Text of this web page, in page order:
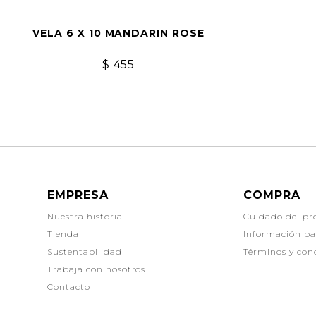
VELA 6 X 10 MANDARIN ROSE
$ 455
EMPRESA
Nuestra historia
Tienda
Sustentabilidad
Trabaja con nosotros
Contacto
COMPRA
Cuidado del
Información
Términos y